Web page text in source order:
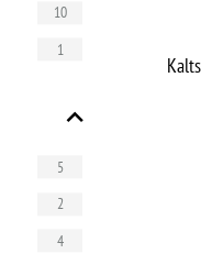
10
1
5
2
4